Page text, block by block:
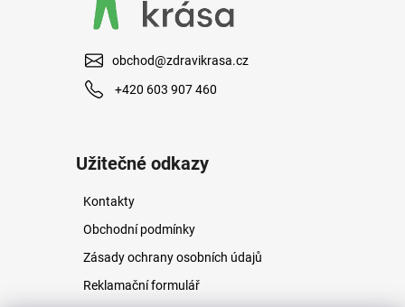
obchod@zdravikrasa.cz
+420 603 907 460
Užitečné odkazy
Kontakty
Obchodní podmínky
Zásady ochrany osobních údajů
Reklamační formulář